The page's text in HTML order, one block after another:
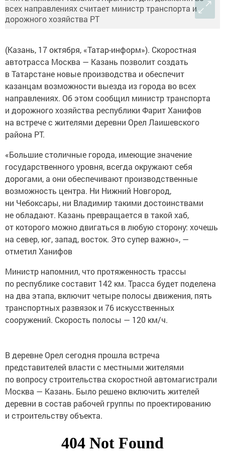
(Казань, 17 октября, «Татар-информ»). Скоростная
автотрасса Москва — Казань позволит создать
в Татарстане новые производства и обеспечит
казанцам возможности выезда из города во всех
направлениях. Об этом сообщил министр транспорта
и дорожного хозяйства республики Фарит Ханифов
на встрече с жителями деревни Орел Лаишевского
района РТ.
«Большие столичные города, имеющие значение
государственного уровня, всегда окружают себя
дорогами, а они обеспечивают производственные
возможность центра. Ни Нижний Новгород,
ни Чебоксары, ни Владимир такими достоинствами
не обладают. Казань превращается в такой хаб,
от которого можно двигаться в любую сторону: хочешь
на север, юг, запад, восток. Это супер важно», —
отметил Ханифов
Министр напомнил, что протяженность трассы
по республике составит 142 км. Трасса будет поделена
на два этапа, включит четыре полосы движения, пять
транспортных развязок и 76 искусственных
сооружений. Скорость полосы — 120 км/ч.
В деревне Орел сегодня прошла встреча
представителей власти с местными жителями
по вопросу строительства скоростной автомагистрали
Москва — Казань. Было решено включить жителей
деревни в состав рабочей группы по проектированию
и строительству объекта.